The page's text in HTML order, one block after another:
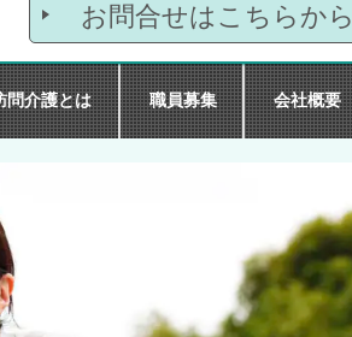
お問合せはこちらから
問介護とは 職員募集 会社概要